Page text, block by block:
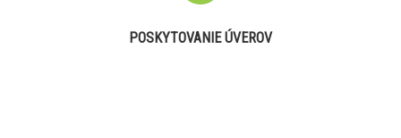
POSKYTOVANIE ÚVEROV